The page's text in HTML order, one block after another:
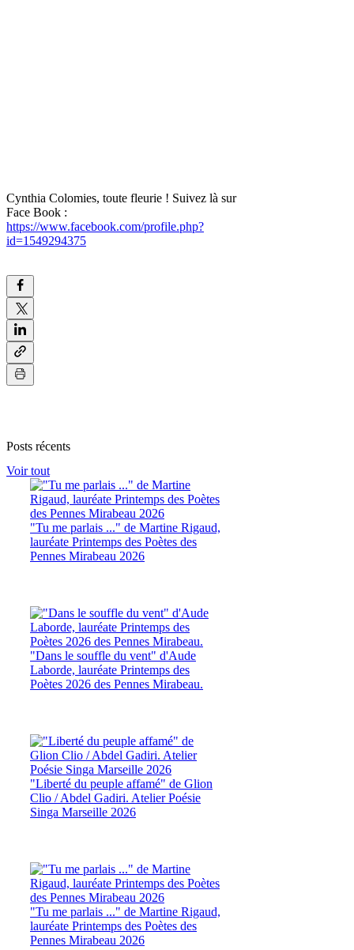
Cynthia Colomies, toute fleurie ! Suivez là sur
Face Book :
https://www.facebook.com/profile.php?
id=1549294375
Posts récents
Voir tout
"Tu me parlais ..." de Martine Rigaud,
lauréate Printemps des Poètes des
Pennes Mirabeau 2026
"Dans le souffle du vent" d'Aude
Laborde, lauréate Printemps des
Poètes 2026 des Pennes Mirabeau.
"Liberté du peuple affamé" de Glion
Clio / Abdel Gadiri. Atelier Poésie
Singa Marseille 2026
"Tu me parlais ..." de Martine Rigaud,
lauréate Printemps des Poètes des
Pennes Mirabeau 2026